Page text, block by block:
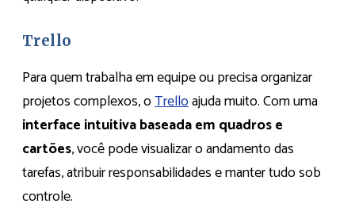
Trello
Para quem trabalha em equipe ou precisa organizar
projetos complexos, oTrelloajuda muito. Com uma
interface intuitiva baseada em quadros e
cartões, você pode visualizar o andamento das
tarefas, atribuir responsabilidades e manter tudo sob
controle.